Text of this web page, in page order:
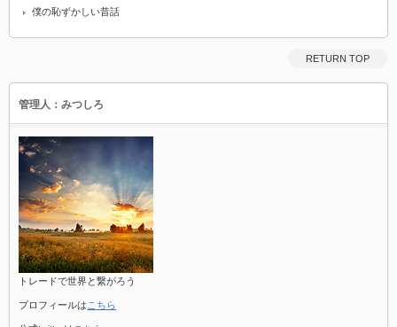
僕の恥ずかしい昔話
RETURN TOP
管理人：みつしろ
トレードで世界と繋がろう
プロフィールは こちら